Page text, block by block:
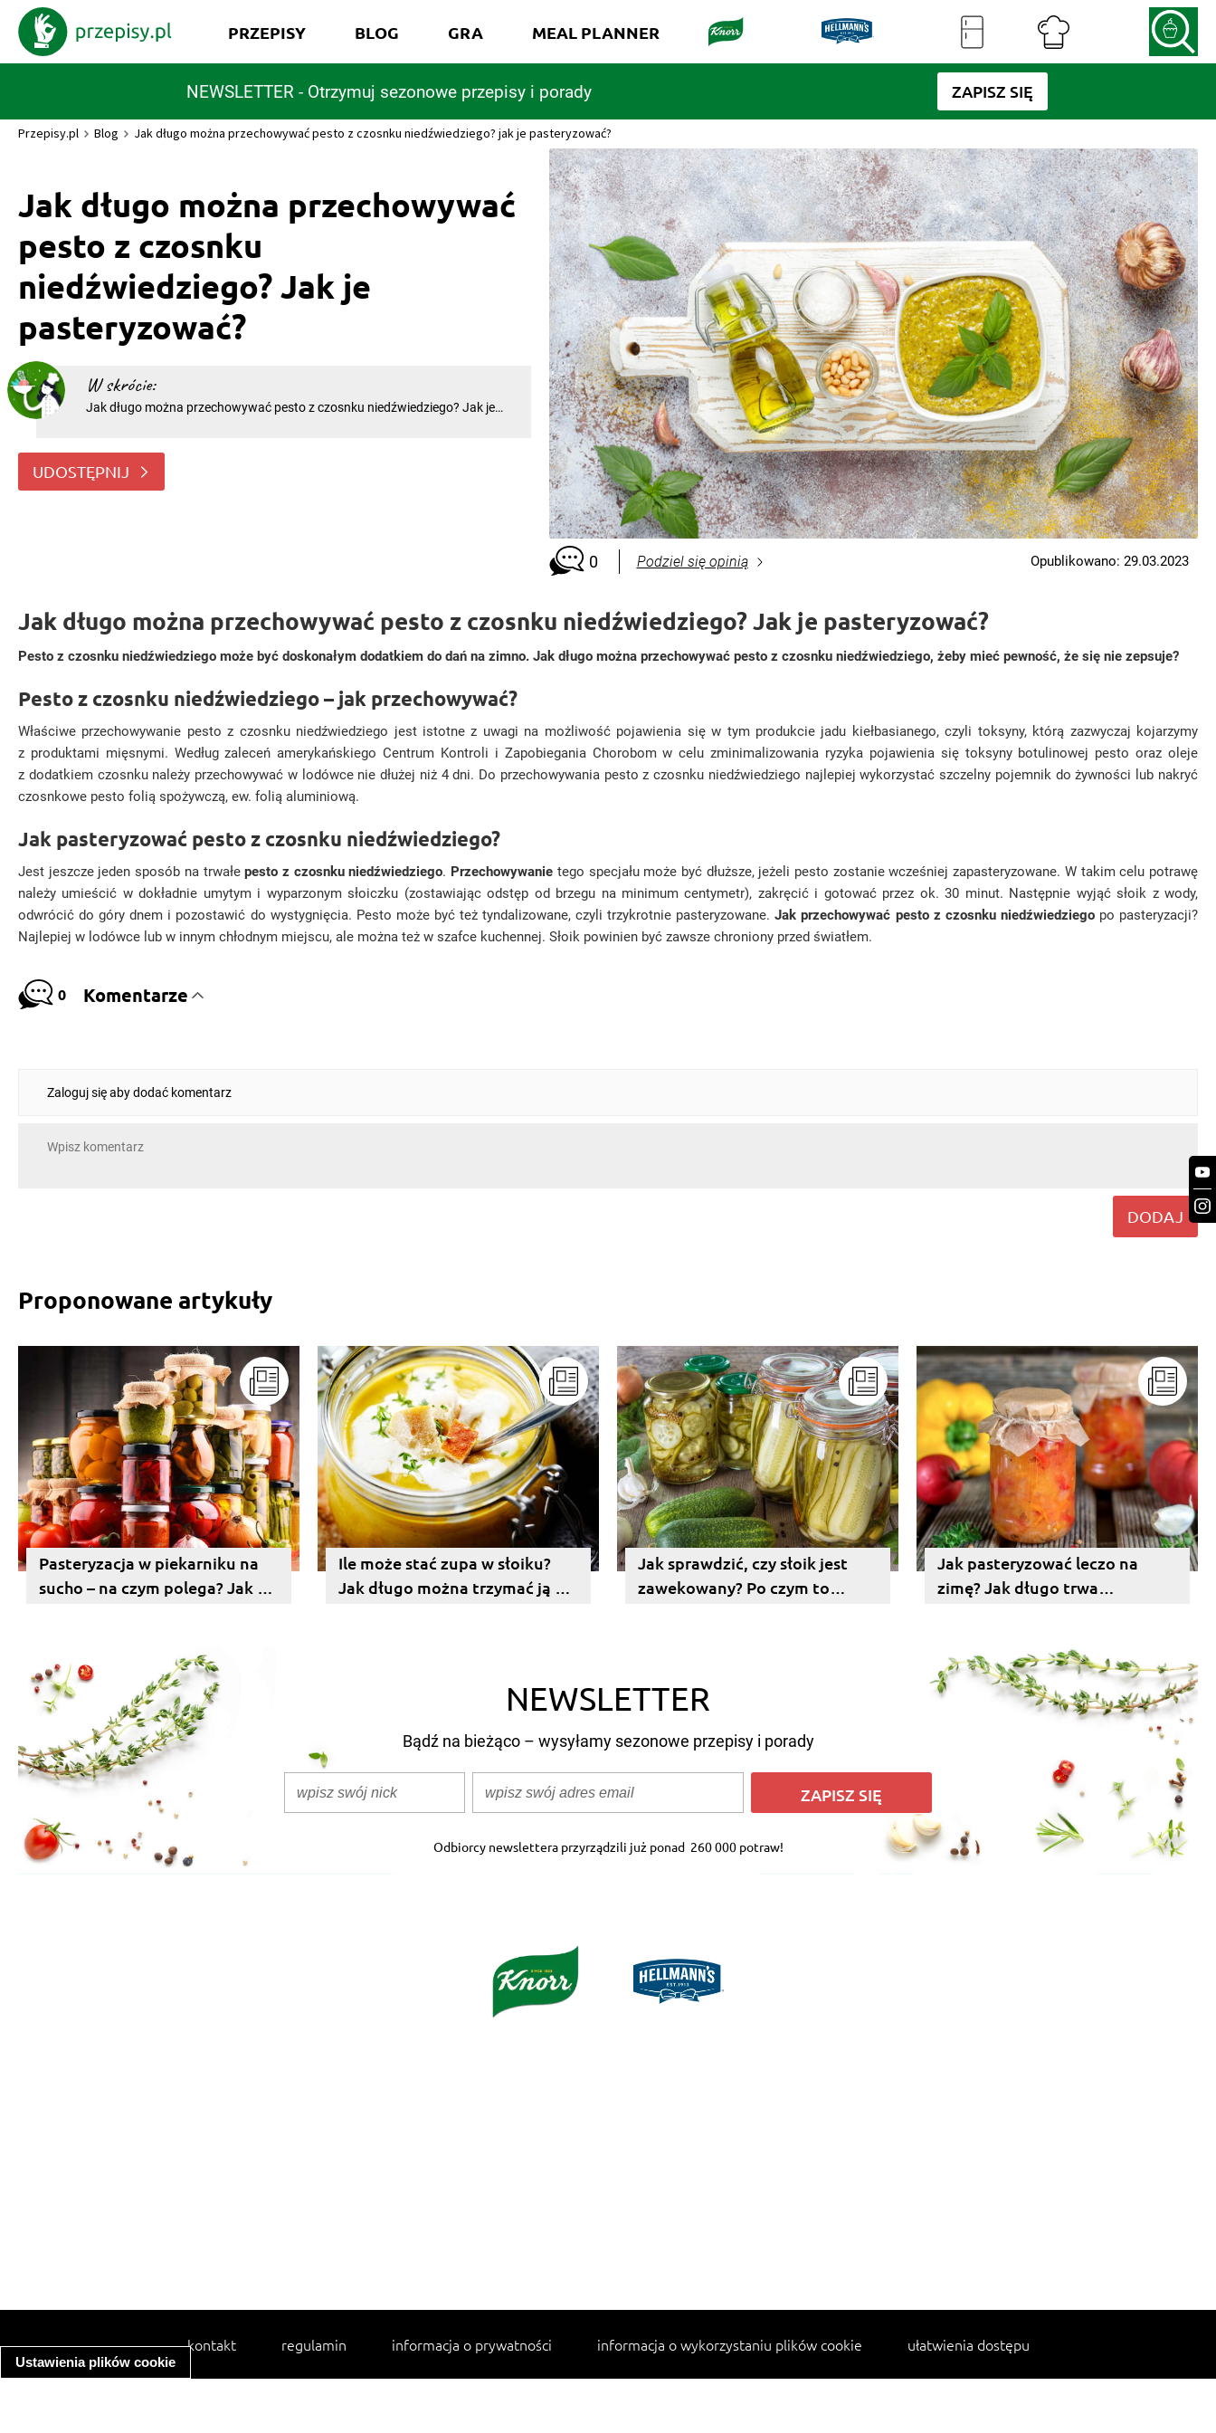
Ustawienia plików cookie
NEWSLETTER - Otrzymuj sezonowe przepisy i porady ZAPISZ SIĘ
PRZEPISY BLOG GRA MEAL PLANNER
Przepisy.pl Blog Jak długo można przechowywać pesto z czosnku niedźwiedziego? jak je pasteryzować?
Jak długo można przechowywać
pesto z czosnku
niedźwiedziego? Jak je
pasteryzować?
W skrócie:
Jak długo można przechowywać pesto z czosnku niedźwiedziego? Jak je
czosnku niedźwiedziego, żeby mieć pewność, że się nie zep
UDOSTĘPNIJ
0 Podziel się opinią Opublikowano: 29.03.2023
Jak długo można przechowywać pesto z czosnku niedźwiedziego? Jak je pasteryzować?
Pesto z czosnku niedźwiedziego może być doskonałym dodatkiem do dań na zimno. Jak długo można przechowywać pesto z czosnku niedźwiedziego, żeby mieć pewność, że się nie zepsuje?
Pesto z czosnku niedźwiedziego – jak przechowywać?
Właściwe przechowywanie pesto z czosnku niedźwiedziego jest istotne z uwagi na możliwość pojawienia się w tym produkcie jadu kiełbasianego, czyli toksyny, którą zazwyczaj kojarzymy
z produktami mięsnymi. Według zaleceń amerykańskiegoCentrum Kontroli i Zapobiegania Chorobomw celu zminimalizowania ryzyka pojawienia się toksyny botulinowej pesto oraz oleje
z dodatkiem czosnku należy przechowywać w lodówce nie dłużej niż 4 dni. Do przechowywania pesto z czosnku niedźwiedziego najlepiej wykorzystać szczelny pojemnik do żywności lub nakryć
czosnkowe pesto folią spożywczą, ew. folią aluminiową.
Jak pasteryzować pesto z czosnku niedźwiedziego?
Jest jeszcze jeden sposób na trwałepesto z czosnku niedźwiedziego. Przechowywanie tego specjału może być dłuższe, jeżeli pesto zostanie wcześniej zapasteryzowane. W takim celu potrawę
należy umieścić w dokładnie umytym i wyparzonym słoiczku (zostawiając odstęp od brzegu na minimum centymetr), zakręcić i gotować przez ok. 30 minut. Następnie wyjąć słoik z wody,
odwrócić do góry dnem i pozostawić do wystygnięcia. Pesto może być też tyndalizowane, czyli trzykrotnie pasteryzowane.Jak przechowywać pesto z czosnku niedźwiedziegopo pasteryzacji?
Najlepiej w lodówce lub w innym chłodnym miejscu, ale można też w szafce kuchennej. Słoik powinien być zawsze chroniony przed światłem.
0 Komentarze
Zaloguj się aby dodać komentarz
DODAJ
Proponowane artykuły
Pasteryzacja w piekarniku na
sucho – na czym polega? Jak się
Ile może stać zupa w słoiku?
Jak długo można trzymać ją w
Jak sprawdzić, czy słoik jest
zawekowany? Po czym to
Jak pasteryzować leczo na
zimę? Jak długo trwa
NEWSLETTER
Bądź na bieżąco – wysyłamy sezonowe przepisy i porady
ZAPISZ SIĘ
Odbiorcy newslettera przyrządzili już ponad 260 000 potraw!
kontakt regulamin informacja o prywatności informacja o wykorzystaniu plików cookie ułatwienia dostępu
Najpopularniejsze przepisy